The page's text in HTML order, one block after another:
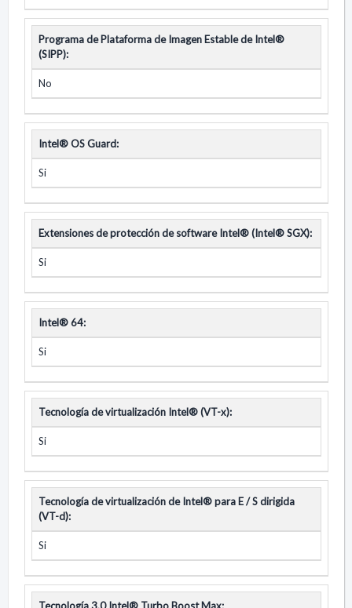
Programa de Plataforma de Imagen Estable de Intel®
(SIPP):
No
Intel® OS Guard:
Si
Extensiones de protección de software Intel® (Intel® SGX):
Si
Intel® 64:
Si
Tecnología de virtualización Intel® (VT-x):
Si
Tecnología de virtualización de Intel® para E / S dirigida
(VT-d):
Si
Tecnología 3.0 Intel® Turbo Boost Max: